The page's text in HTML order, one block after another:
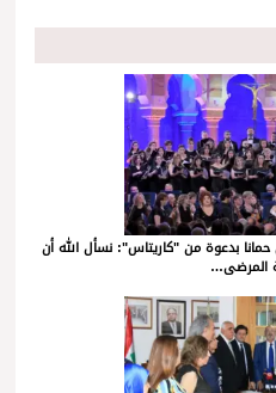
بدعوة من "كاريتاس": نسأل الله أن
المرضى…